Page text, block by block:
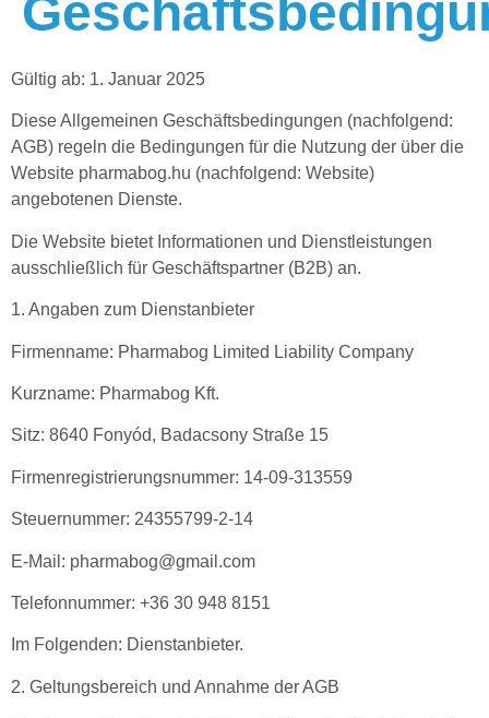
Gültig ab: 1. Januar 2025
Diese Allgemeinen Geschäftsbedingungen (nachfolgend:
AGB) regeln die Bedingungen für die Nutzung der über die
Website pharmabog.hu (nachfolgend: Website)
angebotenen Dienste.
Die Website bietet Informationen und Dienstleistungen
ausschließlich für Geschäftspartner (B2B) an.
1. Angaben zum Dienstanbieter
Firmenname: Pharmabog Limited Liability Company
Kurzname: Pharmabog Kft.
Sitz: 8640 Fonyód, Badacsony Straße 15
Firmenregistrierungsnummer: 14-09-313559
Steuernummer: 24355799-2-14
E-Mail: pharmabog@gmail.com
Telefonnummer: +36 30 948 8151
Im Folgenden: Dienstanbieter.
2. Geltungsbereich und Annahme der AGB